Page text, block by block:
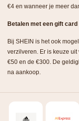
€4 en wanneer je meer
Betalen met een gift card
Bij SHEIN is het ook
verzilveren. Er is keuze
€50 en de €300. De
na aankoop.